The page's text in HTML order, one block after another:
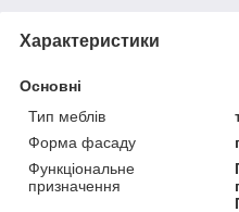
Характеристики
Основні
Тип меблів
Форма фасаду
Функціональне
призначення